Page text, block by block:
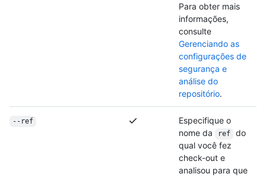
Para obter mais
informações,
consulte
Gerenciando as
configurações de
segurança e
análise do
repositório.
--ref
Especifique o
nome da
ref
do
qual você fez
check-out e
analisou para que